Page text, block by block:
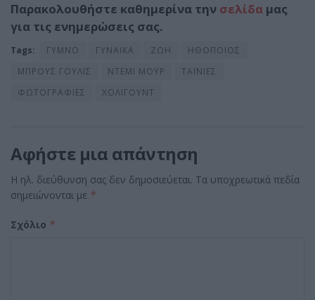
Παρακολουθήστε καθημερίνα την σελίδα μας
για τις ενημερώσεις σας.
Tags: ΓΥΜΝΟ ΓΥΝΑΙΚΑ ΖΩΗ
ΗΘΟΠΟΙΟΣ
ΜΠΡΟΥΣ ΓΟΥΛΙΣ
ΝΤΕΜΙ ΜΟΥΡ
ΤΑΙΝΙΕΣ
ΦΩΤΟΓΡΑΦΙΕΣ
ΧΟΛΙΓΟΥΝΤ
Αφήστε μια απάντηση
Η ηλ. διεύθυνση σας δεν δημοσιεύεται. Τα υποχρεωτικά πεδία
σημειώνονται με *
Σχόλιο *